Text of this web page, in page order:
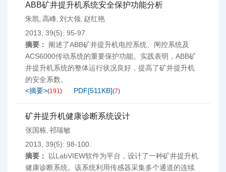
ABB矿井提升机系统安全保护功能分析
朱凯, 高峰, 刘大领, 赵红艳
2013, 39(5): 95-97.
摘要：
阐述了ABB矿井提升机电控系统、闸控系统及
ACS6000传动系统的重要保护功能。实践表明，ABB矿
井提升机系统的整体运行状况良好，提高了矿井提升机
的安全系数。
<摘要>(191) PDF[511KB](7)
矿井提升机健康诊断系统设计
张国栋, 祁瑞敏
2013, 39(5): 98-100.
摘要：
以LabVIEW软件为平台，设计了一种矿井提升机
健康诊断系统。该系统利用传感器采集多个通道的连续